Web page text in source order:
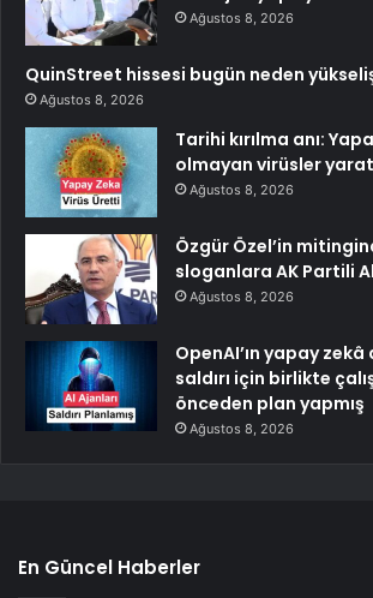
Ağustos 8, 2026
QuinStreet hissesi bugün neden
Ağustos 8, 2026
Tarihi kırılma anı:
olmayan virüsler
Ağustos 8, 2026
Özgür Özel’in
sloganlara AK Partili
Ağustos 8, 2026
OpenAI’ın yapay
saldırı için birlikte
önceden plan yapmış
Ağustos 8, 2026
En Güncel Haberler